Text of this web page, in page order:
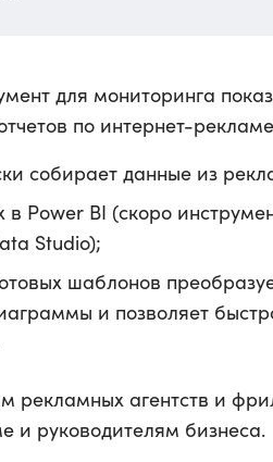
для мониторинга
по интернет-
собирает данные из
в Power BI (скоро
Studio);
шаблонов
и позволяет
рекламных агентств и
и руководителям бизнеса.